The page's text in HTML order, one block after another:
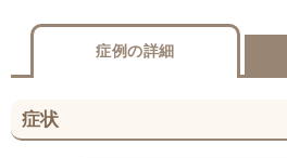
症例の詳細
症状